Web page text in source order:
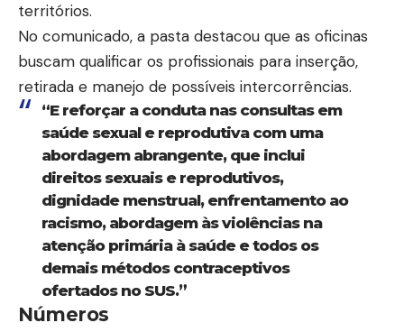
territórios.
No comunicado, a pasta destacou que as oficinas
buscam qualificar os profissionais para inserção,
retirada e manejo de possíveis intercorrências.
“E reforçar a conduta nas consultas em
saúde sexual e reprodutiva com uma
abordagem abrangente, que inclui
direitos sexuais e reprodutivos,
dignidade menstrual, enfrentamento ao
racismo, abordagem às violências na
atenção primária à saúde e todos os
demais métodos contraceptivos
ofertados no SUS.”
Números